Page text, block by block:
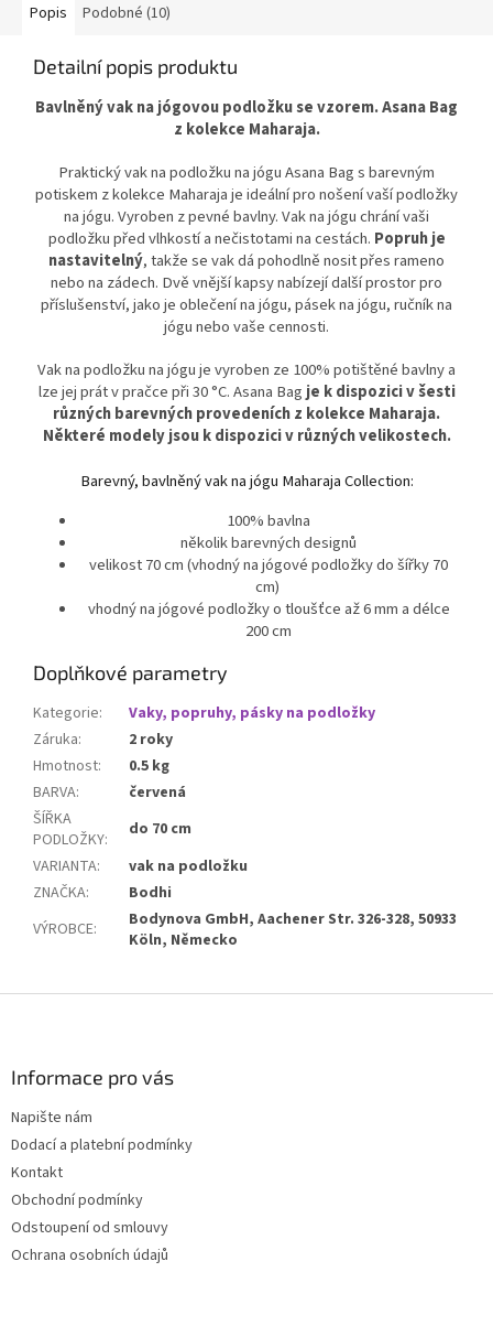
Popis Podobné (10)
Detailní popis produktu
Bavlněný vak na jógovou podložku se vzorem. Asana Bag
z kolekce Maharaja.
Praktický vak na podložku na jógu Asana Bag s barevným
potiskem z kolekce Maharaja je ideální pro nošení vaší podložky
na jógu. Vyroben z pevné bavlny. Vak na jógu chrání vaši
podložku před vlhkostí a nečistotami na cestách. Popruh je
nastavitelný, takže se vak dá pohodlně nosit přes rameno
nebo na zádech. Dvě vnější kapsy nabízejí další prostor pro
příslušenství, jako je oblečení na jógu, pásek na jógu, ručník na
jógu nebo vaše cennosti.
Vak na podložku na jógu je vyroben ze 100% potištěné bavlny a
lze jej prát v pračce při 30 °C. Asana Bag je k dispozici v šesti
různých barevných provedeních z kolekce Maharaja.
Některé modely jsou k dispozici v různých velikostech.
Barevný, bavlněný vak na jógu Maharaja Collection:
100% bavlna
několik barevných designů
velikost 70 cm (vhodný na jógové podložky do šířky 70
cm)
vhodný na jógové podložky o tloušťce až 6 mm a délce
200 cm
Doplňkové parametry
Kategorie:
Vaky, popruhy, pásky na podložky
Záruka:
2 roky
Hmotnost:
0.5 kg
BARVA:
červená
ŠÍŘKA
PODLOŽKY:
do 70 cm
VARIANTA:
vak na podložku
ZNAČKA:
Bodhi
VÝROBCE:
Bodynova GmbH, Aachener Str. 326-328, 50933
Köln, Německo
Informace pro vás
Napište nám
Dodací a platební podmínky
Kontakt
Obchodní podmínky
Odstoupení od smlouvy
Ochrana osobních údajů